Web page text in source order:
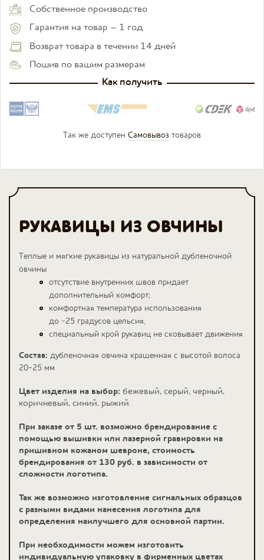
Собственное производство
Гарантия на товар – 1 год
Возврат товара в течении 14 дней
Пошив по вашим размерам
Как получить
Так же доступен Самовывоз товаров
РУКАВИЦЫ ИЗ ОВЧИНЫ
Теплые и мягкие рукавицы из натуральной дубленочной
овчины
отсутствие внутренних швов придает
дополнительный комфорт;
комфортная температура использования
до -25 градусов цельсия,
специальный крой рукавиц не сковывает движения
Состав: дубленочная овчина крашенная с высотой волоса
20-25 мм
Цвет изделия на выбор: бежевый, серый, черный,
коричневый, синий, рыжий.
При заказе от 5 шт. возможно брендирование с
помощью вышивки или лазерной гравировки на
пришивном кожаном шевроне, стоимость
брендирования от 130 руб. в зависимости от
сложности логотипа.
Так же возможно изготовление сигнальных образцов
с разными видами нанесения логотипа для
определения наилучшего для основной партии.
При необходимости можем изготовить
индивидуальную упаковку в фирменных цветах